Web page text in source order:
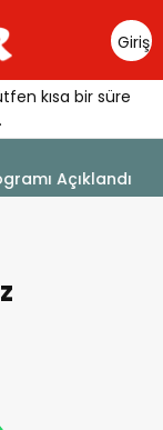
Giriş
Yap
kısa bir süre
Uğurlandı